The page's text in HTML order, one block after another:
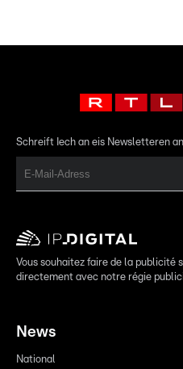
Schreift Iech an eis Newsletteren
Vous souhaitez faire de la publicité
directement avec notre régie
News
National